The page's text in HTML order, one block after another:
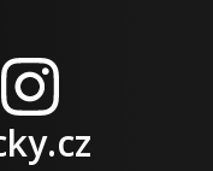
Instagram